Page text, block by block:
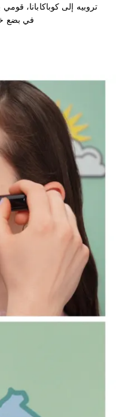
تروبيه إلى كوباكابانا،
في بضع